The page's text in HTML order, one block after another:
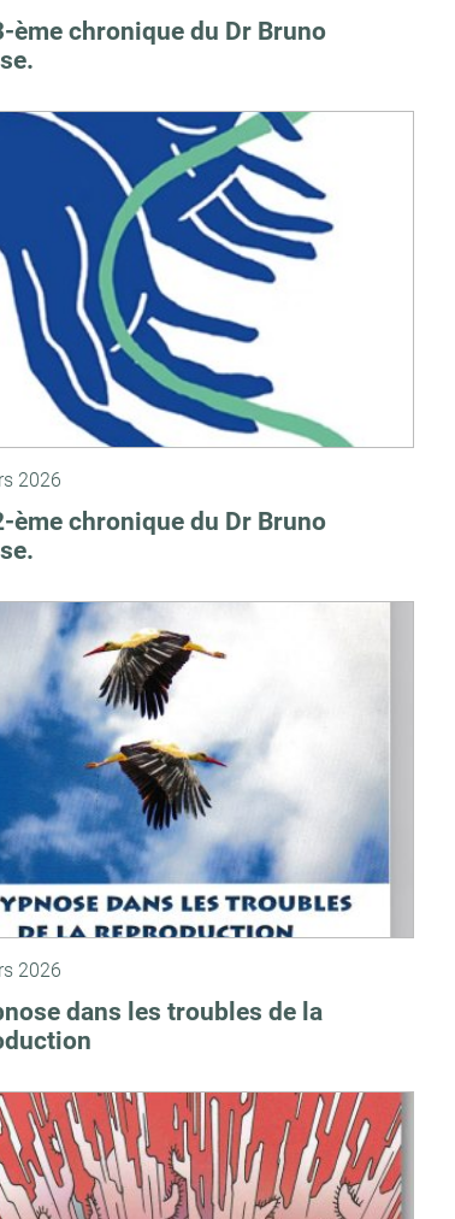
ème chronique du Dr Bruno
2026
ème chronique du Dr Bruno
2026
dans les troubles de la